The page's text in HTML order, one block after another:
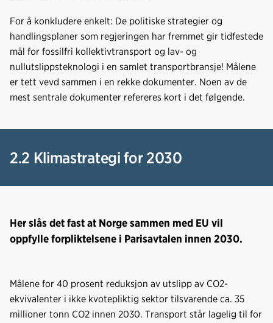
For å konkludere enkelt: De politiske strategier og
handlingsplaner som regjeringen har fremmet gir tidfestede
mål for fossilfri kollektivtransport og lav- og
nullutslippsteknologi i en samlet transportbransje! Målene
er tett vevd sammen i en rekke dokumenter. Noen av de
mest sentrale dokumenter refereres kort i det følgende.
2.2 Klimastrategi for 2030
Her slås det fast at Norge sammen med EU vil
oppfylle forpliktelsene i Parisavtalen innen 2030.
Målene for 40 prosent reduksjon av utslipp av CO2-
ekvivalenter i ikke kvotepliktig sektor tilsvarende ca. 35
millioner tonn CO2 innen 2030. Transport står lagelig til for